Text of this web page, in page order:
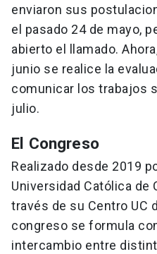
enviaron sus
el pasado 24 de mayo,
abierto el llamado.
junio se realice la
comunicar los trabajos
julio.
El Congreso
Realizado desde 2019
Universidad Católica de
través de su Centro UC
congreso se formula
intercambio entre